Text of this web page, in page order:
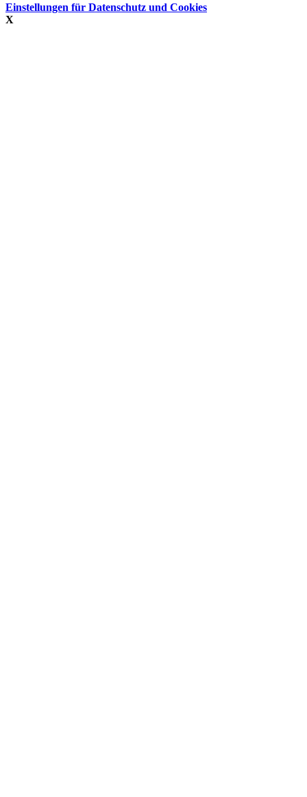
Einstellungen für Datenschutz und Cookies
X